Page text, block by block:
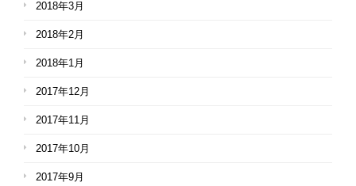
2018年3月
2018年2月
2018年1月
2017年12月
2017年11月
2017年10月
2017年9月